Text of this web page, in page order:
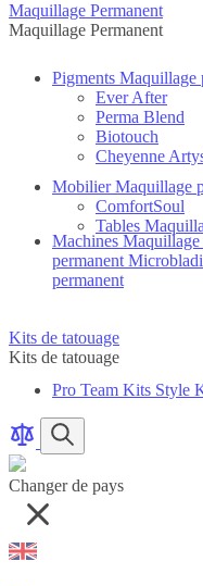
Maquillage Permanent
Maquillage Permanent
Pigments Maquillage
Ever After
Perma Blend
Biotouch
Cheyenne
Mobilier Maquillage
ComfortSoul
Tables
Machines Maquillage
permanent
permanent
Kits de tatouage
Kits de tatouage
Pro Team Kits Style
Comparer
des
articles
articles
Rechercher
Changer de pays